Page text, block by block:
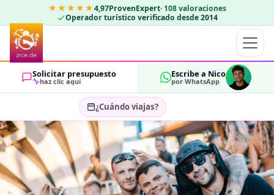
★★★★★4,97ProvenExpert· 108 valoraciones
Operador turístico verificado desde 2014
Solicitar presupuesto
haz clic aquí
Escribe a Nico
por WhatsApp
¿Cuándo viajas?
Seleccionar fechas…
HUÉSPEDES
2 OK